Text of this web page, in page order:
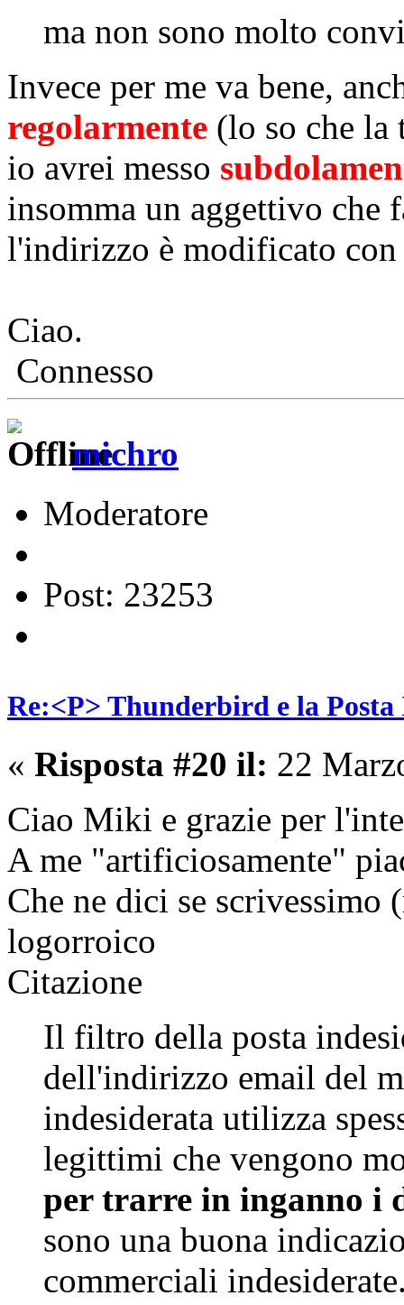
ma non sono molto
Invece per me va bene,
regolarmente (lo so che la
io avrei messo
insomma un aggettivo che
l'indirizzo è modificato
Ciao.
Connesso
michro
Moderatore
Post: 23253
Re:<P> Thunderbird e la
« Risposta #20 il: 22
Ciao Miki e grazie per
A me "artificiosamente"
Che ne dici se scrivessimo
logorroico
Citazione
Il filtro della posta
dell'indirizzo email del
indesiderata utilizza
legittimi che vengono
per trarre in inganno i
sono una buona
commerciali